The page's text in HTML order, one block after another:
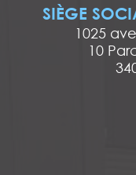
SIÈGE
1025
10